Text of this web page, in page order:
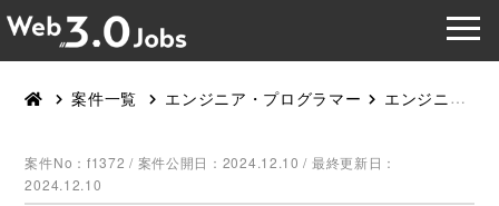
案件一覧 エンジニア・プログラマー エンジニア・プログラマー
案件No：f1372 / 案件公開日：2024.12.10 / 最終更新日：
2024.12.10